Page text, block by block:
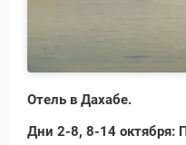
Отель в Дахабе.
Дни 2-8, 8-14 октября: